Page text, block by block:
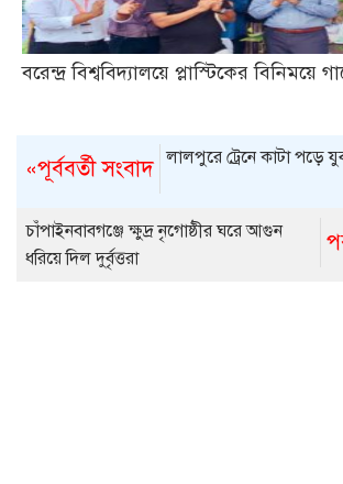
বরেন্দ্র বিশ্ববিদ্যালয়ে প্লাস্টিকের বিনিময়ে
«পূর্ববর্তী সংবাদ লালপুরে ট্রেনে কাটা পড়ে
চাঁপাইনবাবগঞ্জে ক্ষুদ্র নৃগোষ্ঠীর ঘরে আগুন
ধরিয়ে দিল দুর্বৃত্তরা